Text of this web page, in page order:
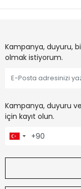
Kampanya, duyuru,
olmak istiyorum.
Kampanya, duyuru
için kayıt olun.